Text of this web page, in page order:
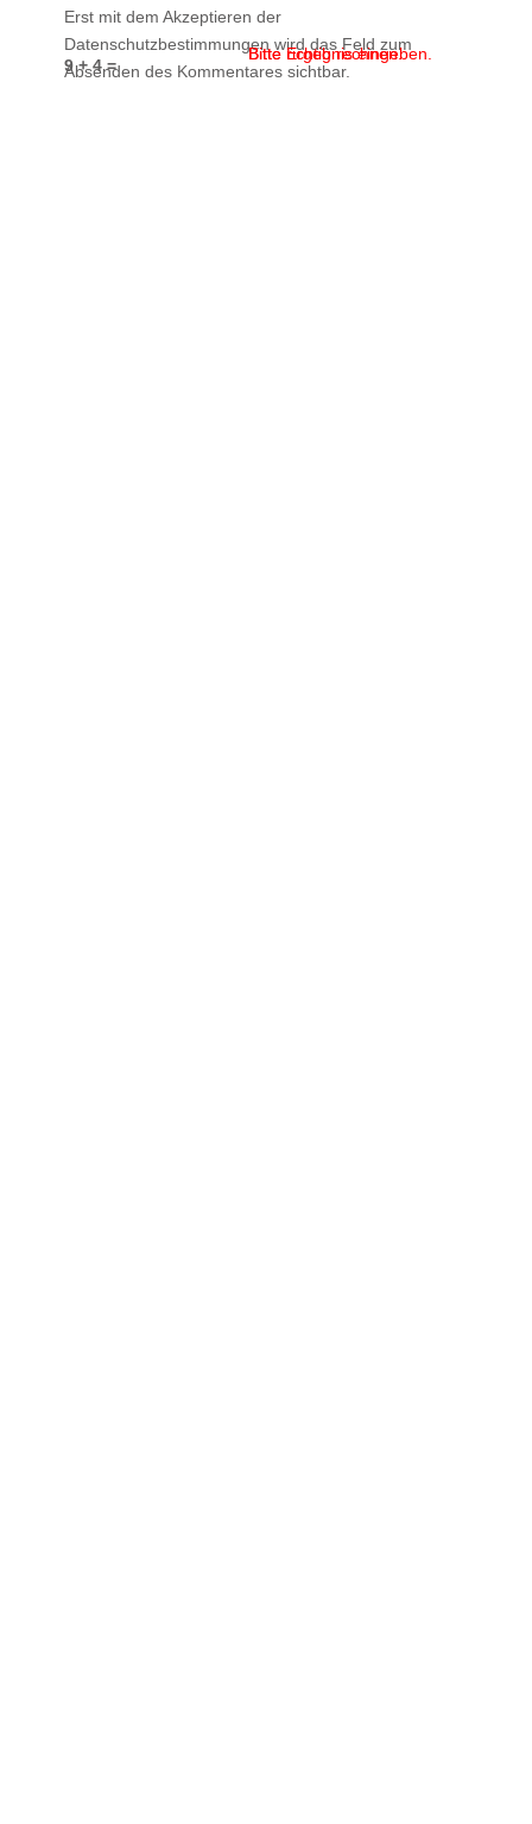
9 + 4 =
Bitte Ergebnis eingeben.
Bitte richtig rechnen.
Erst mit dem Akzeptieren der
Datenschutzbestimmungen wird das Feld zum
Absenden des Kommentares sichtbar.